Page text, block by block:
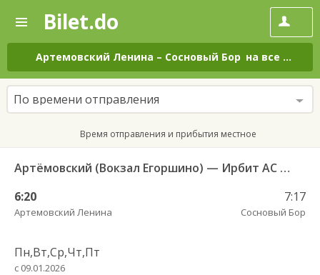
—
Поиск
и
покупка
билетов
на
автобус
онлайн
Bilet.do
Артемовский Ленина – Сосновый Бор на все дни
По времени отправления
Время отправления и прибытия местное
Артёмовский (Вокзал Егоршино) — Ирбит АС 521
6:20
Артемовский Ленина
7:17
Сосновый Бор
Пн,Вт,Ср,Чт,Пт
с 09.01.2026